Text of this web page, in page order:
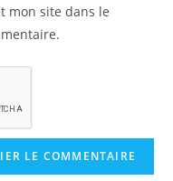
mon site dans le